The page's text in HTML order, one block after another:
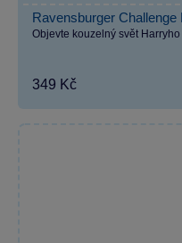
Ravensburger
Objevte kouzelný svět
349 Kč